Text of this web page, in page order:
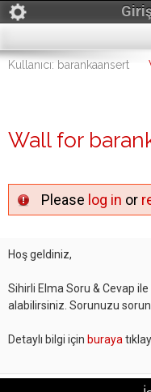
Kullanıcı: barankaansert
Wall for
Please log in or
Hoş geldiniz,
Sihirli Elma Soru & Cevap ile
alabilirsiniz. Sorunuzu sorun
Detaylı bilgi için buraya